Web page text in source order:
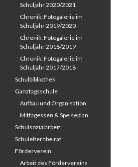
Schuljahr 2020/2021
Chronik: Fotogalerie im
Schuljahr 2019/2020
Chronik: Fotogalerie im
Schuljahr 2018/2019
Chronik: Fotogalerie im
Schuljahr 2017/2018
Schulbibliothek
Ganztagsschule
Aufbau und Organisation
Mittagessen & Speiseplan
Schulsozialarbeit
Schulelternbeirat
Förderverein
Arbeit des Fördervereins